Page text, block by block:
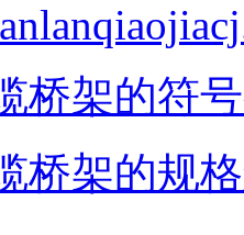
桥架的符
桥架的规